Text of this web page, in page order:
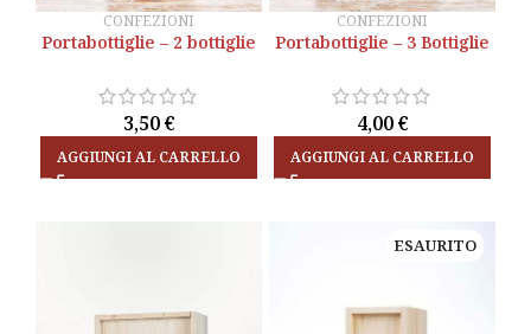
Portabottiglie – 2 bottiglie
3,50€
CONFEZIONI
Portabottiglie – 2 bottiglie
3,50€
AGGIUNGI AL CARRELLO
Portabottiglie – 3 Bottiglie
4,00€
CONFEZIONI
Portabottiglie – 3 Bottiglie
4,00€
AGGIUNGI AL CARRELLO
ESAURITO
ESAURITO